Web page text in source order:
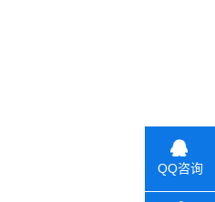
QQ咨询